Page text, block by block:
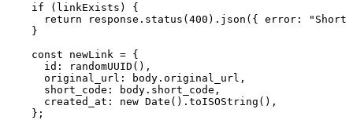
    if (linkExists) {
return response.status(400).json({ error: "Short
    }
    const newLink = {
      id: randomUUID(),
      original_url: body.original_url,
      short_code: body.short_code,
      created_at: new Date().toISOString(),
    };